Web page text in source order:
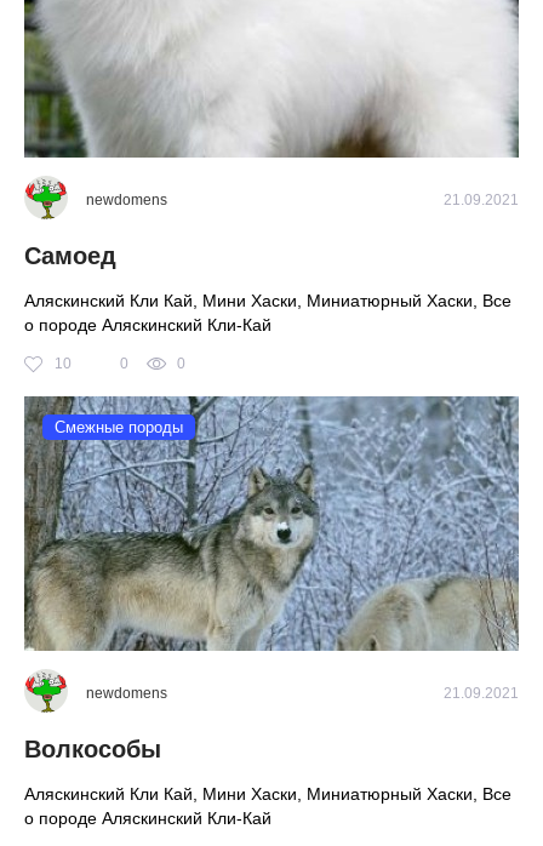
newdomens 21.09.2021
Самоед
Аляскинский Кли Кай, Мини Хаски, Миниатюрный Хаски, Все
о породе Аляскинский Кли-Кай
10 0 0
Смежные породы
newdomens 21.09.2021
Волкособы
Аляскинский Кли Кай, Мини Хаски, Миниатюрный Хаски, Все
о породе Аляскинский Кли-Кай